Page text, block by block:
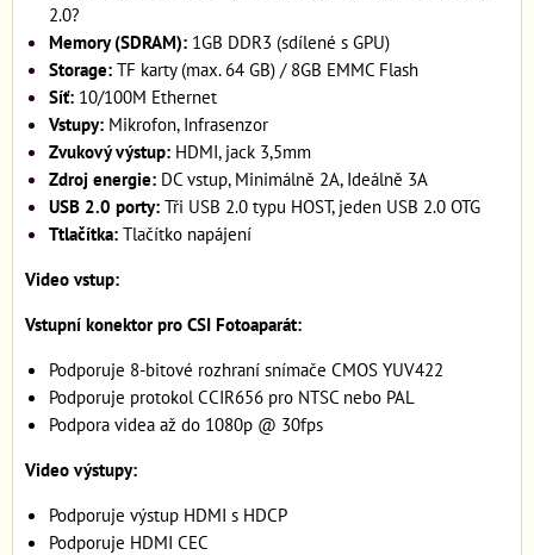
2.0?
Memory (SDRAM): 1GB DDR3 (sdílené s GPU)
Storage: TF karty (max. 64 GB) / 8GB EMMC Flash
Síť: 10/100M Ethernet
Vstupy: Mikrofon, Infrasenzor
Zvukový výstup: HDMI, jack 3,5mm
Zdroj energie: DC vstup, Minimálně 2A, Ideálně 3A
USB 2.0 porty: Tři USB 2.0 typu HOST, jeden USB 2.0 OTG
Ttlačítka: Tlačítko napájení
Video vstup:
Vstupní konektor pro CSI Fotoaparát:
Podporuje 8-bitové rozhraní snímače CMOS YUV422
Podporuje protokol CCIR656 pro NTSC nebo PAL
Podpora videa až do 1080p @ 30fps
Video výstupy:
Podporuje výstup HDMI s HDCP
Podporuje HDMI CEC